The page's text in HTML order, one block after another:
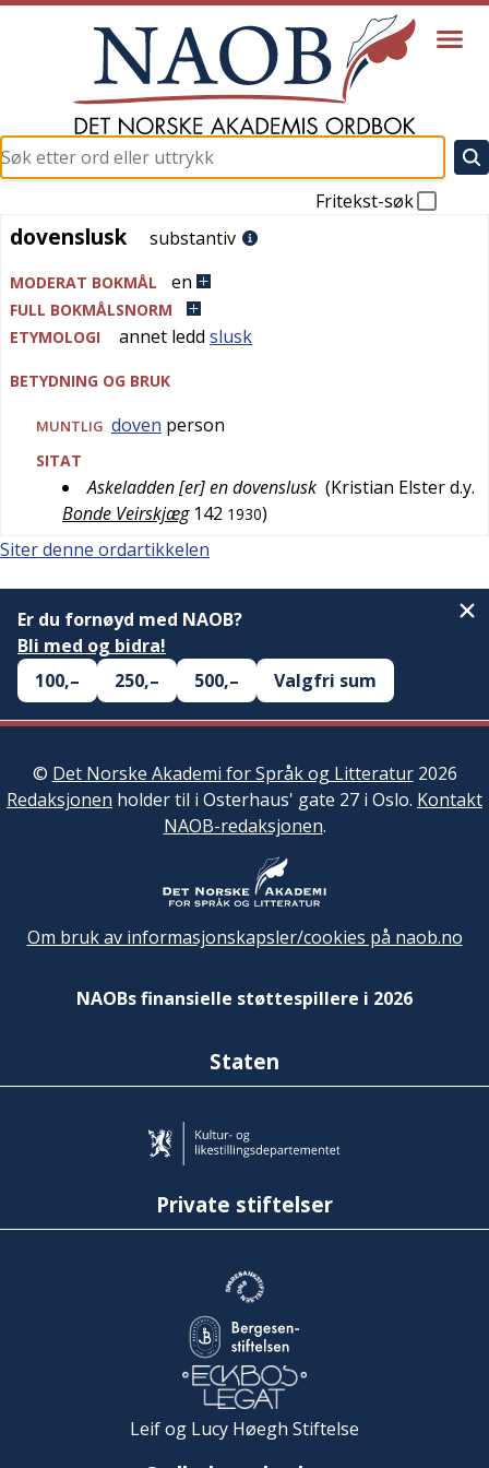
Fritekst-søk
dovenslusk
dovenslusk substantiv
MODERAT BOKMÅL en
FULL BOKMÅLSNORM
ETYMOLOGI
annet ledd slusk
BETYDNING OG BRUK
MUNTLIG doven person
SITAT
Askeladden [er] en dovenslusk (Kristian Elster d.y.
Bonde Veirskjæg 142 1930)
Siter denne ordartikkelen
Er du fornøyd med NAOB?
Bli med og bidra!
100,–
250,– 500,– Valgfri sum
© Det Norske Akademi for Språk og Litteratur2026
Redaksjonen holder til i Osterhaus' gate 27 i Oslo. Kontakt
NAOB-redaksjonen.
Om bruk av informasjonskapsler/cookies på naob.no
NAOBs finansielle støttespillere i 2026
Staten
Private stiftelser
Leif og Lucy Høegh Stiftelse